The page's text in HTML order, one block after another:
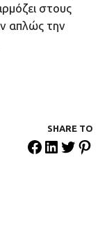
στους
απλώς την
SHARE ΤΟ